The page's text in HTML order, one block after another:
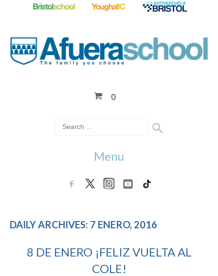
0
Menu
DAILY ARCHIVES: 7 ENERO, 2016
8 DE ENERO ¡FELIZ VUELTA AL
COLE!